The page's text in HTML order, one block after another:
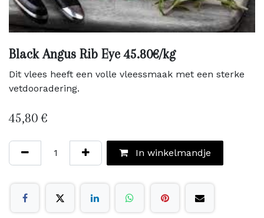
Black Angus Rib Eye 45.80€/kg
Dit vlees heeft een volle vleessmaak met een sterke
vetdooradering.
45,80 €
In winkelmandje